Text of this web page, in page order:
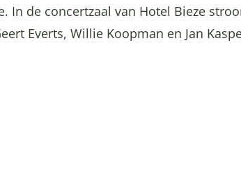
In de concertzaal van Hotel Bieze
Everts, Willie Koopman en Jan